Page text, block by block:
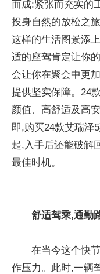
而成:紧张而充实的
投身自然的放松之
这样的生活图景添
适的座驾肯定让你
会让你在聚会中更
提供坚实保障。24
颜值、高舒适及高
即,购买24款艾瑞泽
起,入手后还能破解
最佳时机。
舒适驾乘,通勤
在当今这个快
作压力。此时,一辆